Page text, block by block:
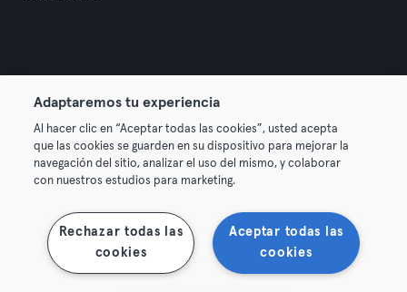
Conditions générales Politique de confidentialité
Mentions légales Résilier les contrats ici
Se rétracter ici
Adaptaremos tu experiencia
Al hacer clic en “Aceptar todas las cookies”, usted acepta
que las cookies se guarden en su dispositivo para mejorar la
navegación del sitio, analizar el uso del mismo, y colaborar
con nuestros estudios para marketing.
Aceptar todas las
cookies
Rechazar todas las
cookies